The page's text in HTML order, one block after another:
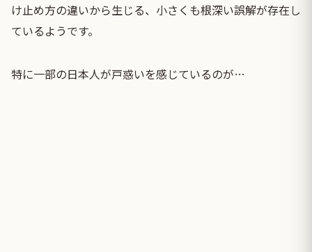
け止め方の違いから生じる、小さくも根深い誤解が存在し
ているようです。
特に一部の日本人が戸惑いを感じているのが…